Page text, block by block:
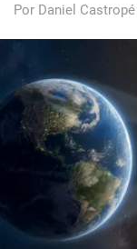
Por Daniel Castropé